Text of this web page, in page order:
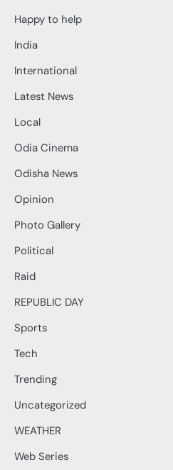
Happy to help
India
International
Latest News
Local
Odia Cinema
Odisha News
Opinion
Photo Gallery
Political
Raid
REPUBLIC DAY
Sports
Tech
Trending
Uncategorized
WEATHER
Web Series